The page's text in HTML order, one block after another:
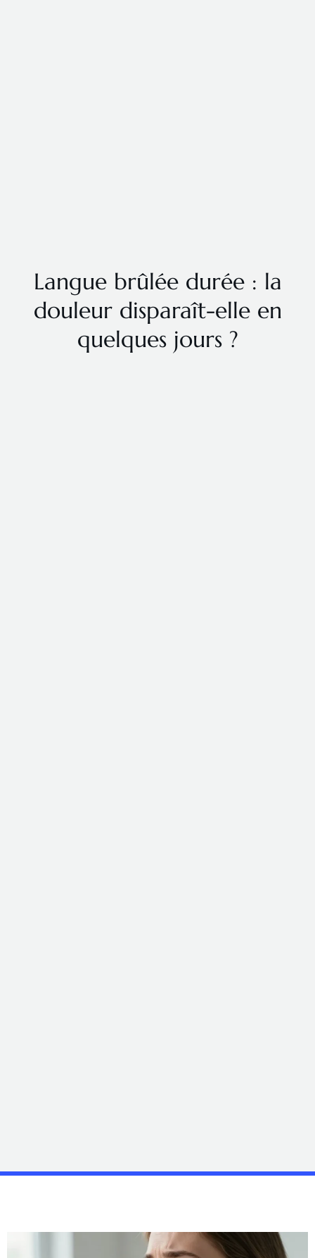
Langue brûlée durée : la
douleur disparaît-elle en
quelques jours ?